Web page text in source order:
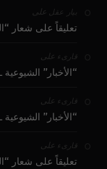
بيار عقل على
تعليقاً على شعار
قارىء على
“الأخبار”
قارىء على
“الأخبار”
قارىء على
تعليقاً على شعار